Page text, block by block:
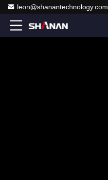
leon@shanantechnology.com